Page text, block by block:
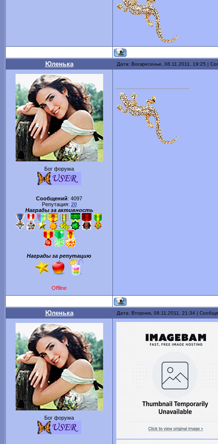
Юленька Дата: Воскресенье, 06.11.2011, 19:25 |
Бог форума
Сообщений: 4097
Репутация: 20
Награды за активность
Награды за репутацию
Offline
Юленька Дата: Вторник, 08.11.2011, 21:34 |
Бог форума